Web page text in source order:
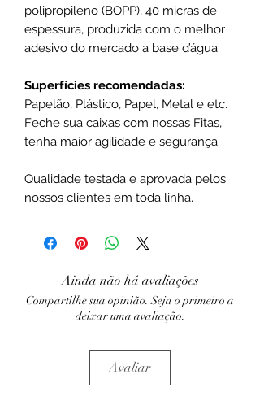
polipropileno (BOPP), 40 micras de
espessura, produzida com o melhor
adesivo do mercado a base d’água.
Superfícies recomendadas:
Papelão, Plástico, Papel, Metal e etc.
Feche sua caixas com nossas Fitas,
tenha maior agilidade e segurança.
Qualidade testada e aprovada pelos
nossos clientes em toda linha.
Ainda não há avaliações
Compartilhe sua opinião. Seja o primeiro a
deixar uma avaliação.
Avaliar